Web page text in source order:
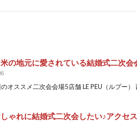
の地元に愛されている結婚式二次会
オススメ二次会会場5店舗 LE PEU（ルプー
ゃれに結婚式二次会したい♪アクセ